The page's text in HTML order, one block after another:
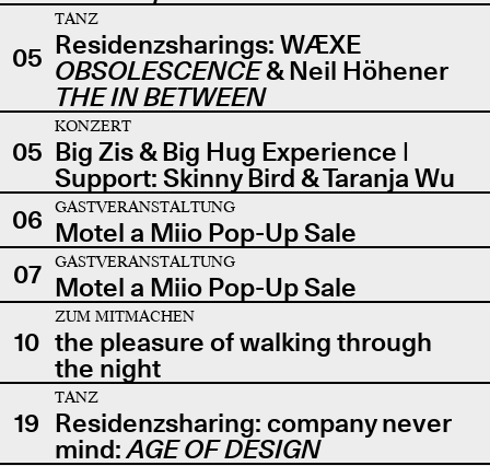
05
TANZ
Residenzsharings: WÆXE
OBSOLESCENCE& Neil Höhener
THE IN BETWEEN
05
KONZERT
Big Zis & Big Hug Experience |
Support: Skinny Bird & Taranja Wu
06
GASTVERANSTALTUNG
Motel a Miio Pop-Up Sale
07
GASTVERANSTALTUNG
Motel a Miio Pop-Up Sale
10
ZUM MITMACHEN
the pleasure of walking through
the night
19
TANZ
Residenzsharing: company never
mind:AGE OF DESIGN